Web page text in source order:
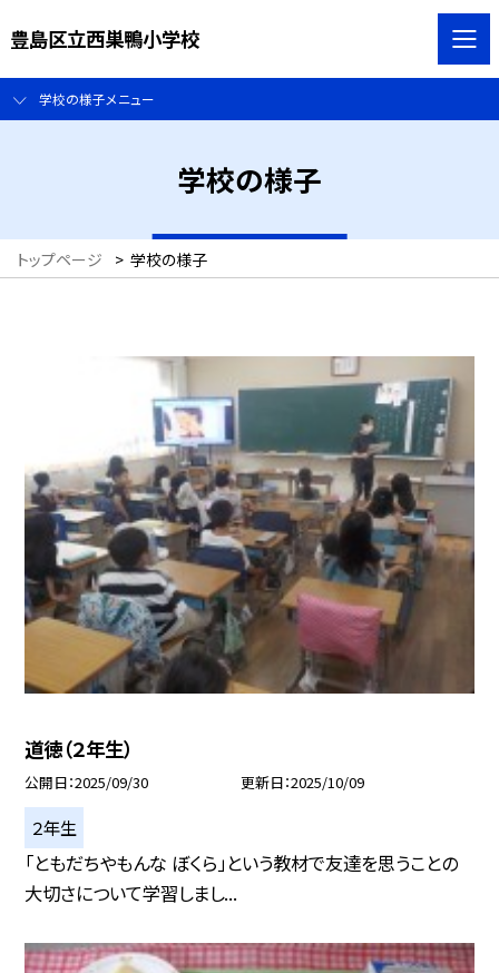
豊島区立西巣鴨小学校
学校の様子メニュー
学校の様子
トップページ > 学校の様子
道徳（２年生）
公開日 2025/09/30 更新日 2025/10/09
２年生
「ともだちやもんな ぼくら」という教材で友達を思うことの
大切さについて学習しまし...